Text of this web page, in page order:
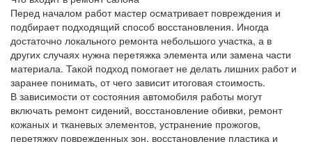
Перед началом работ мастер осматривает повреждения и
подбирает подходящий способ восстановления. Иногда
достаточно локального ремонта небольшого участка, а в
других случаях нужна перетяжка элемента или замена части
материала. Такой подход помогает не делать лишних работ и
заранее понимать, от чего зависит итоговая стоимость.
В зависимости от состояния автомобиля работы могут
включать ремонт сидений, восстановление обивки, ремонт
кожаных и тканевых элементов, устранение прожогов,
перетяжку поврежденных зон, восстановление пластика и